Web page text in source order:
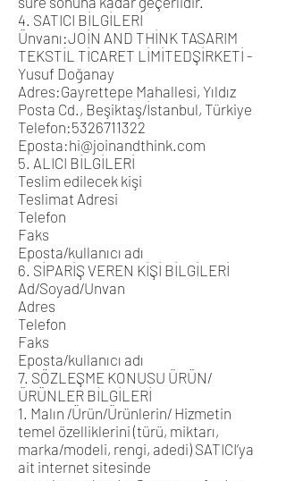
4. SATICI BİLGİLERİ
Ünvanı:JOİN AND THİNK TASARIM
TEKSTİL TİCARET LİMİTEDŞİRKETİ -
Yusuf Doğanay
Adres:Gayrettepe Mahallesi, Yıldız
Posta Cd., Beşiktaş/İstanbul, Türkiye
Telefon:5326711322
Eposta:hi@joinandthink.com
5. ALICI BİLGİLERİ
Teslim edilecek kişi
Teslimat Adresi
Telefon
Faks
Eposta/kullanıcı adı
6. SİPARİŞ VEREN KİŞİ BİLGİLERİ
Ad/Soyad/Unvan
Adres
Telefon
Faks
Eposta/kullanıcı adı
7. SÖZLEŞME KONUSU ÜRÜN/
ÜRÜNLER BİLGİLERİ
1. Malın /Ürün/Ürünlerin/ Hizmetin
temel özelliklerini (türü, miktarı,
marka/modeli, rengi, adedi) SATICI’ya
ait internet sitesinde